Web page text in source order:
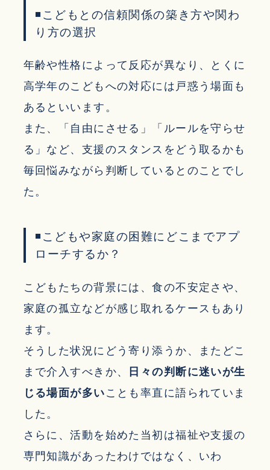
◾こどもとの信頼関係の築き方や関わ
り方の選択
年齢や性格によって反応が異なり、とくに
高学年のこどもへの対応には戸惑う場面も
あるといいます。
また、「自由にさせる」「ルールを守らせ
る」など、支援のスタンスをどう取るかも
毎回悩みながら判断しているとのことでし
た。
◾こどもや家庭の困難にどこまでアプ
ローチするか？
こどもたちの背景には、食の不安定さや、
家庭の孤立などが感じ取れるケースもあり
ます。
そうした状況にどう寄り添うか、またどこ
まで介入すべきか、
日々の判断に迷いが生
じる場面が多い ことも率直に語られていま
した。
さらに、活動を始めた当初は福祉や支援の
専門知識があったわけではなく、いわ